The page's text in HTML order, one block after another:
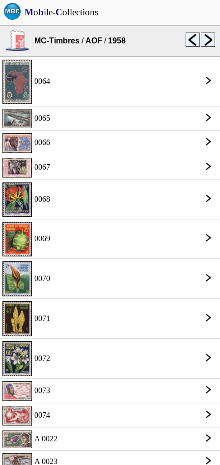
Mobile-Collections
MC-Timbres /AOF / 1958
0064
0065
0066
0067
0068
0069
0070
0071
0072
0073
0074
A 0022
A 0023